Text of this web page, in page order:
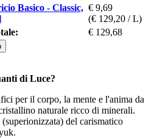
Basico - Classic, € 9,69
(€ 129,20 / L)
€ 129,68
di Luce?
per il corpo, la mente e l'anima da
naturale ricco di minerali.
del carismatico